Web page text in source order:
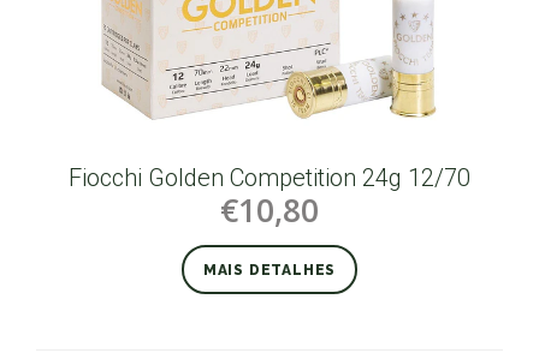
Fiocchi Golden Competition 24g 12/70
€10,80
MAIS DETALHES